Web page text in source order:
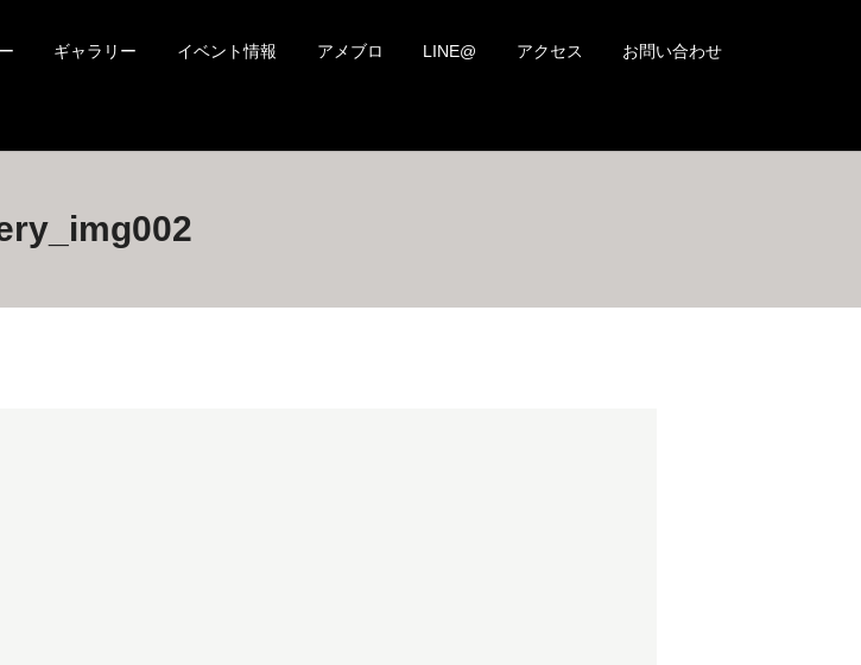
ギャラリー イベント情報 アメブロ LINE@ アクセス お問い合わせ